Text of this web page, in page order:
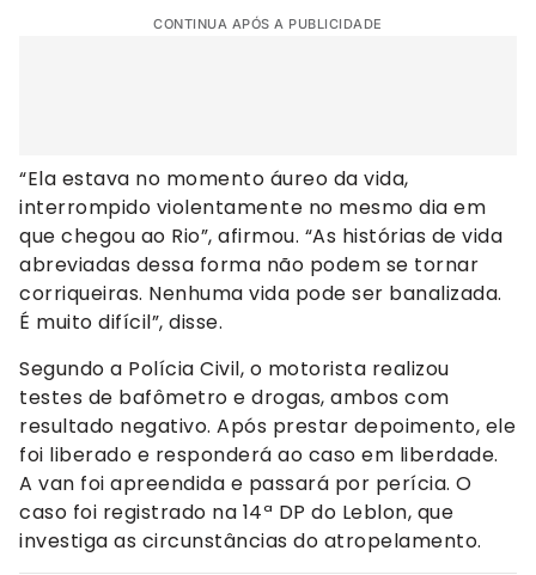
CONTINUA APÓS A PUBLICIDADE
“Ela estava no momento áureo da vida,
interrompido violentamente no mesmo dia em
que chegou ao Rio”, afirmou. “As histórias de vida
abreviadas dessa forma não podem se tornar
corriqueiras. Nenhuma vida pode ser banalizada.
É muito difícil”, disse.
Segundo a Polícia Civil, o motorista realizou
testes de bafômetro e drogas, ambos com
resultado negativo. Após prestar depoimento, ele
foi liberado e responderá ao caso em liberdade.
A van foi apreendida e passará por perícia. O
caso foi registrado na 14ª DP do Leblon, que
investiga as circunstâncias do atropelamento.